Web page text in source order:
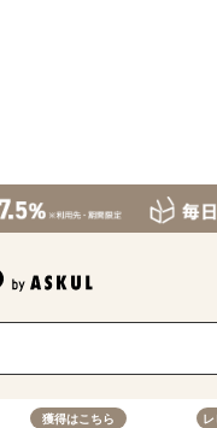
獲得はこちら